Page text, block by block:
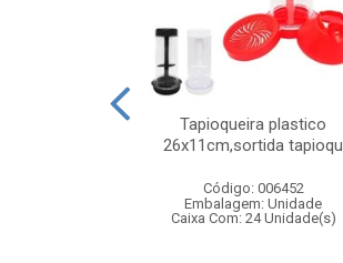
Tapioqueira plastico
26x11cm,sortida tapioqu
Código: 006452
Embalagem: Unidade
Caixa Com: 24 Unidade(s)